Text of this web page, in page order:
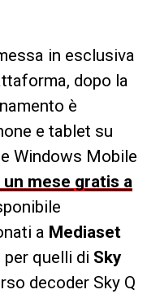
in esclusiva
dopo la
è
e tablet su
Windows Mobile
mese gratis a
a Mediaset
per quelli di Sky
decoder Sky Q